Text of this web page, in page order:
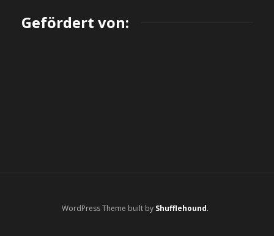
Gefördert von:
WordPress Theme built by Shufflehound.